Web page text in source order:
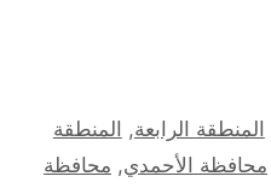
المنطقة الرابعة, المنطقة
محافظة الأحمدي, محافظة